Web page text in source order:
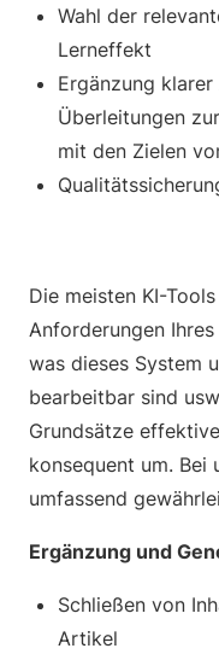
Wahl der
Lerneffekt
Ergänzung
Überleitungen
mit den Zielen
Die meisten KI-
Anforderungen
was dieses System
bearbeitbar sind
Grundsätze
konsequent um. Bei
umfassend
Ergänzung und
Schließen von
Artikel